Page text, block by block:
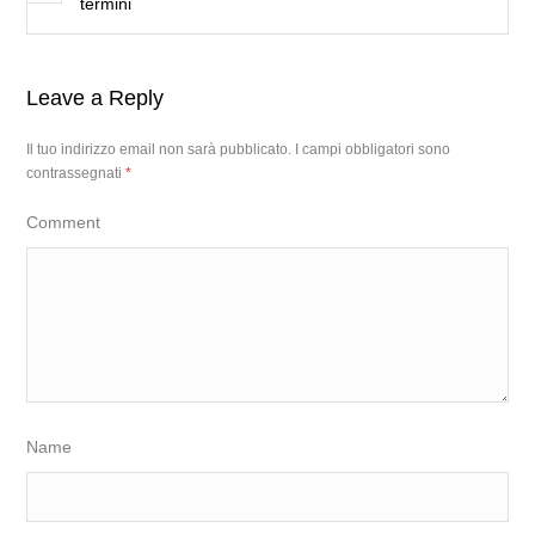
Leave a Reply
Il tuo indirizzo email non sarà pubblicato.
I campi obbligatori sono
contrassegnati*
Comment
Name